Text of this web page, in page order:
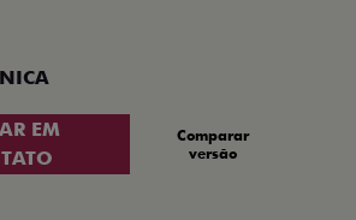
EM
Comparar
versão